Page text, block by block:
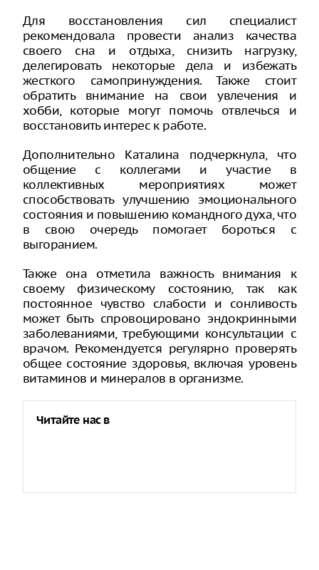
Для восстановления сил специалист
рекомендовала провести анализ качества
своего сна и отдыха, снизить нагрузку,
делегировать некоторые дела и избежать
жесткого самопринуждения. Также стоит
обратить внимание на свои увлечения и
хобби, которые могут помочь отвлечься и
восстановить интерес к работе.
Дополнительно Каталина подчеркнула, что
общение с коллегами и участие в
коллективных мероприятиях может
способствовать улучшению эмоционального
состояния и повышению командного духа, что
в свою очередь помогает бороться с
выгоранием.
Также она отметила важность внимания к
своему физическому состоянию, так как
постоянное чувство слабости и сонливость
может быть спровоцировано эндокринными
заболеваниями, требующими консультации с
врачом. Рекомендуется регулярно проверять
общее состояние здоровья, включая уровень
витаминов и минералов в организме.
Читайте нас в